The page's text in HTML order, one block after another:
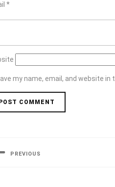
*
my name, email, and website
PREVIOUS